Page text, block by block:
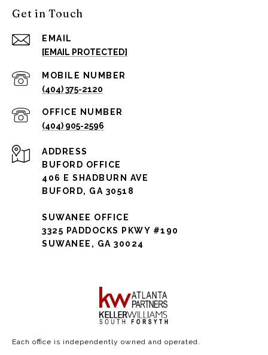
Get in Touch
EMAIL
[EMAIL PROTECTED]
(404) 375-2120
(404) 905-2596
ADDRESS
BUFORD OFFICE
406 E SHADBURN AVE
BUFORD, GA 30518
SUWANEE OFFICE
3325 PADDOCKS PKWY #190
SUWANEE, GA 30024
Each office is independently owned and operated.